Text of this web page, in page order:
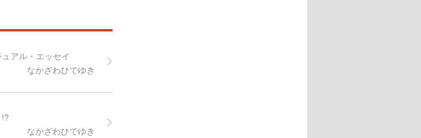
アル・エッセイ
なかざわひでゆき
なかざわひでゆき